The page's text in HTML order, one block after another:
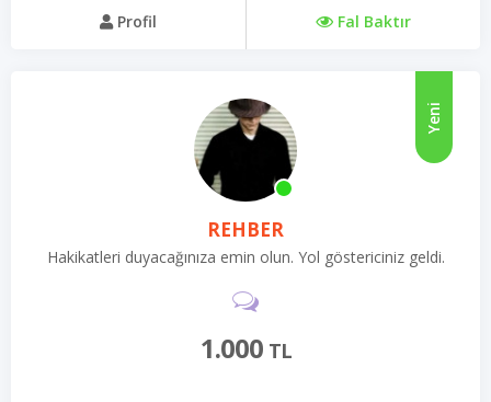
Profil Fal Baktır
Yeni
REHBER
Hakikatleri duyacağınıza emin olun. Yol göstericiniz geldi.
1.000 TL